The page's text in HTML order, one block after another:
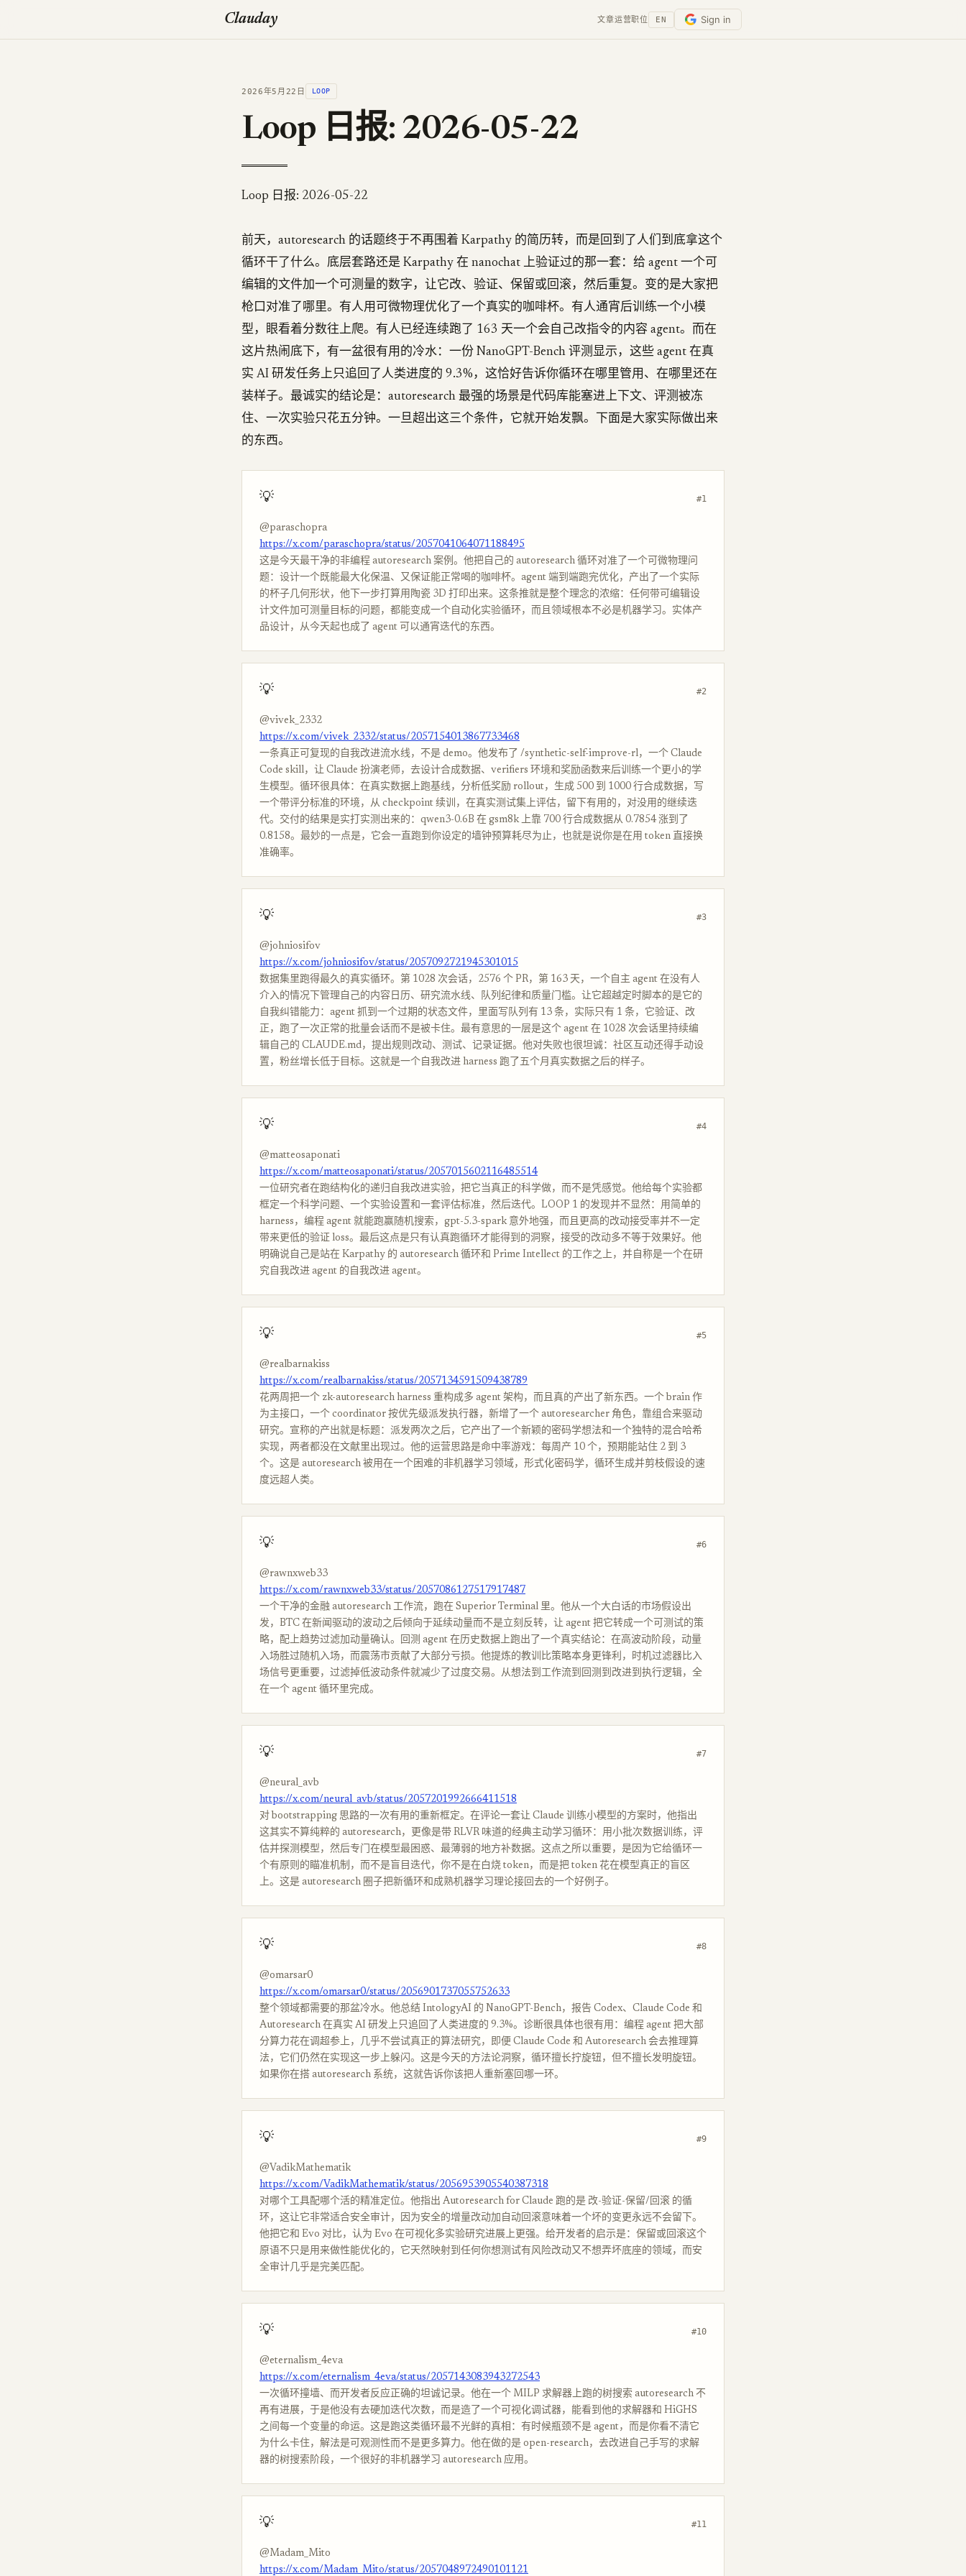
Clauday 文章运营职位 EN Sign in
2026年5月22日 LOOP
Loop 日报: 2026-05-22
Loop 日报: 2026-05-22
前天，autoresearch 的话题终于不再围着 Karpathy 的简历转，而是回到了人们到底拿这个
循环干了什么。底层套路还是 Karpathy 在 nanochat 上验证过的那一套：给 agent 一个可
编辑的文件加一个可测量的数字，让它改、验证、保留或回滚，然后重复。变的是大家把
枪口对准了哪里。有人用可微物理优化了一个真实的咖啡杯。有人通宵后训练一个小模
型，眼看着分数往上爬。有人已经连续跑了 163 天一个会自己改指令的内容 agent。而在
这片热闹底下，有一盆很有用的冷水：一份 NanoGPT-Bench 评测显示，这些 agent 在真
实 AI 研发任务上只追回了人类进度的 9.3%，这恰好告诉你循环在哪里管用、在哪里还在
装样子。最诚实的结论是：autoresearch 最强的场景是代码库能塞进上下文、评测被冻
住、一次实验只花五分钟。一旦超出这三个条件，它就开始发飘。下面是大家实际做出来
的东西。
💡 #1
@paraschopra
https://x.com/paraschopra/status/2057041064071188495
这是今天最干净的非编程 autoresearch 案例。他把自己的 autoresearch 循环对准了一个可微物理问
题：设计一个既能最大化保温、又保证能正常喝的咖啡杯。agent 端到端跑完优化，产出了一个实际
的杯子几何形状，他下一步打算用陶瓷 3D 打印出来。这条推就是整个理念的浓缩：任何带可编辑设
计文件加可测量目标的问题，都能变成一个自动化实验循环，而且领域根本不必是机器学习。实体产
品设计，从今天起也成了 agent 可以通宵迭代的东西。
💡 #2
@vivek_2332
https://x.com/vivek_2332/status/2057154013867733468
一条真正可复现的自我改进流水线，不是 demo。他发布了 /synthetic-self-improve-rl，一个 Claude
Code skill，让 Claude 扮演老师，去设计合成数据、verifiers 环境和奖励函数来后训练一个更小的学
生模型。循环很具体：在真实数据上跑基线，分析低奖励 rollout，生成 500 到 1000 行合成数据，写
一个带评分标准的环境，从 checkpoint 续训，在真实测试集上评估，留下有用的，对没用的继续迭
代。交付的结果是实打实测出来的：qwen3-0.6B 在 gsm8k 上靠 700 行合成数据从 0.7854 涨到了
0.8158。最妙的一点是，它会一直跑到你设定的墙钟预算耗尽为止，也就是说你是在用 token 直接换
准确率。
💡 #3
@johniosifov
https://x.com/johniosifov/status/2057092721945301015
数据集里跑得最久的真实循环。第 1028 次会话，2576 个 PR，第 163 天，一个自主 agent 在没有人
介入的情况下管理自己的内容日历、研究流水线、队列纪律和质量门槛。让它超越定时脚本的是它的
自我纠错能力：agent 抓到一个过期的状态文件，里面写队列有 13 条，实际只有 1 条，它验证、改
正，跑了一次正常的批量会话而不是被卡住。最有意思的一层是这个 agent 在 1028 次会话里持续编
辑自己的 CLAUDE.md，提出规则改动、测试、记录证据。他对失败也很坦诚：社区互动还得手动设
置，粉丝增长低于目标。这就是一个自我改进 harness 跑了五个月真实数据之后的样子。
💡 #4
@matteosaponati
https://x.com/matteosaponati/status/2057015602116485514
一位研究者在跑结构化的递归自我改进实验，把它当真正的科学做，而不是凭感觉。他给每个实验都
框定一个科学问题、一个实验设置和一套评估标准，然后迭代。LOOP 1 的发现并不显然：用简单的
harness，编程 agent 就能跑赢随机搜索，gpt-5.3-spark 意外地强，而且更高的改动接受率并不一定
带来更低的验证 loss。最后这点是只有认真跑循环才能得到的洞察，接受的改动多不等于效果好。他
明确说自己是站在 Karpathy 的 autoresearch 循环和 Prime Intellect 的工作之上，并自称是一个在研
究自我改进 agent 的自我改进 agent。
💡 #5
@realbarnakiss
https://x.com/realbarnakiss/status/2057134591509438789
花两周把一个 zk-autoresearch harness 重构成多 agent 架构，而且真的产出了新东西。一个 brain 作
为主接口，一个 coordinator 按优先级派发执行器，新增了一个 autoresearcher 角色，靠组合来驱动
研究。宣称的产出就是标题：派发两次之后，它产出了一个新颖的密码学想法和一个独特的混合哈希
实现，两者都没在文献里出现过。他的运营思路是命中率游戏：每周产 10 个，预期能站住 2 到 3
个。这是 autoresearch 被用在一个困难的非机器学习领域，形式化密码学，循环生成并剪枝假设的速
度远超人类。
💡 #6
@rawnxweb33
https://x.com/rawnxweb33/status/2057086127517917487
一个干净的金融 autoresearch 工作流，跑在 Superior Terminal 里。他从一个大白话的市场假设出
发，BTC 在新闻驱动的波动之后倾向于延续动量而不是立刻反转，让 agent 把它转成一个可测试的策
略，配上趋势过滤加动量确认。回测 agent 在历史数据上跑出了一个真实结论：在高波动阶段，动量
入场胜过随机入场，而震荡市贡献了大部分亏损。他提炼的教训比策略本身更锋利，时机过滤器比入
场信号更重要，过滤掉低波动条件就减少了过度交易。从想法到工作流到回测到改进到执行逻辑，全
在一个 agent 循环里完成。
💡 #7
@neural_avb
https://x.com/neural_avb/status/2057201992666411518
对 bootstrapping 思路的一次有用的重新框定。在评论一套让 Claude 训练小模型的方案时，他指出
这其实不算纯粹的 autoresearch，更像是带 RLVR 味道的经典主动学习循环：用小批次数据训练，评
估并探测模型，然后专门在模型最困惑、最薄弱的地方补数据。这点之所以重要，是因为它给循环一
个有原则的瞄准机制，而不是盲目迭代，你不是在白烧 token，而是把 token 花在模型真正的盲区
上。这是 autoresearch 圈子把新循环和成熟机器学习理论接回去的一个好例子。
💡 #8
@omarsar0
https://x.com/omarsar0/status/2056901737055752633
整个领域都需要的那盆冷水。他总结 IntologyAI 的 NanoGPT-Bench，报告 Codex、Claude Code 和
Autoresearch 在真实 AI 研发上只追回了人类进度的 9.3%。诊断很具体也很有用：编程 agent 把大部
分算力花在调超参上，几乎不尝试真正的算法研究，即便 Claude Code 和 Autoresearch 会去推理算
法，它们仍然在实现这一步上躲闪。这是今天的方法论洞察，循环擅长拧旋钮，但不擅长发明旋钮。
如果你在搭 autoresearch 系统，这就告诉你该把人重新塞回哪一环。
💡 #9
@VadikMathematik
https://x.com/VadikMathematik/status/2056953905540387318
对哪个工具配哪个活的精准定位。他指出 Autoresearch for Claude 跑的是 改-验证-保留/回滚 的循
环，这让它非常适合安全审计，因为安全的增量改动加自动回滚意味着一个坏的变更永远不会留下。
他把它和 Evo 对比，认为 Evo 在可视化多实验研究进展上更强。给开发者的启示是：保留或回滚这个
原语不只是用来做性能优化的，它天然映射到任何你想测试有风险改动又不想弄坏底座的领域，而安
全审计几乎是完美匹配。
💡 #10
@eternalism_4eva
https://x.com/eternalism_4eva/status/2057143083943272543
一次循环撞墙、而开发者反应正确的坦诚记录。他在一个 MILP 求解器上跑的树搜索 autoresearch 不
再有进展，于是他没有去硬加迭代次数，而是造了一个可视化调试器，能看到他的求解器和 HiGHS
之间每一个变量的命运。这是跑这类循环最不光鲜的真相：有时候瓶颈不是 agent，而是你看不清它
为什么卡住，解法是可观测性而不是更多算力。他在做的是 open-research，去改进自己手写的求解
器的树搜索阶段，一个很好的非机器学习 autoresearch 应用。
💡 #11
@Madam_Mito
https://x.com/Madam_Mito/status/2057048972490101121